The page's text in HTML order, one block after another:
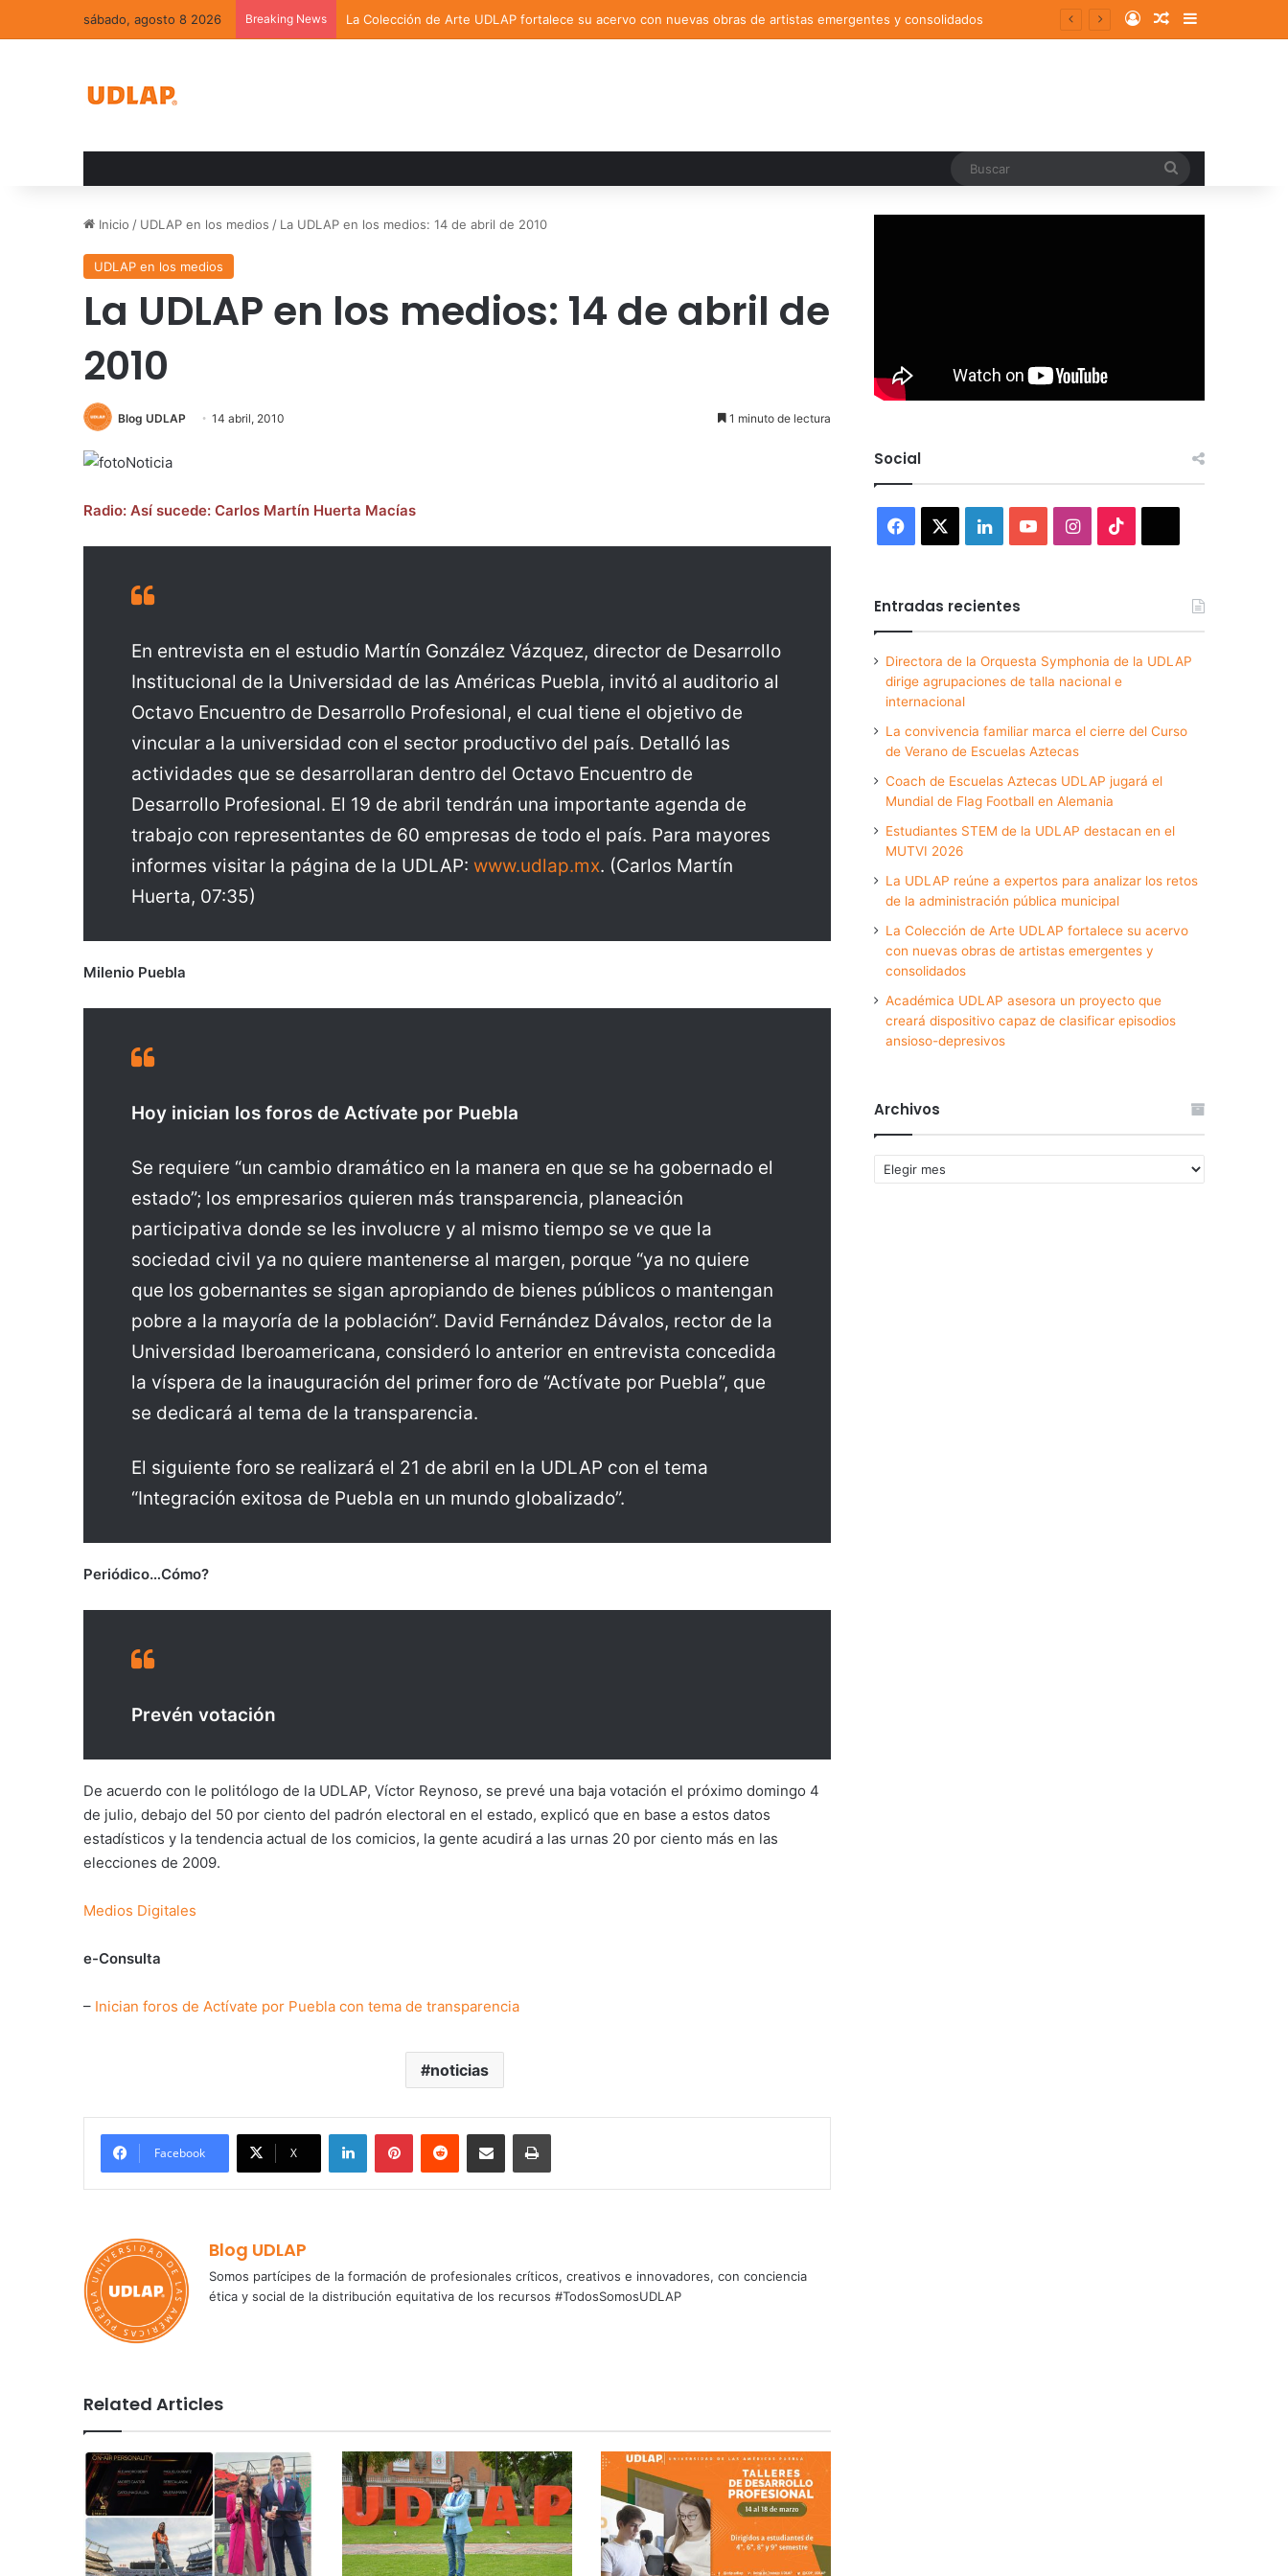
sábado, agosto 8 2026 Breaking News La Colección de Arte UDLAP fortalece su acervo con nuevas obras de artistas emergentes y consolidados Log InRandom Article
Sidebar
Inicio / UDLAP en los medios / La UDLAP en los medios: 14 de abril de 2010
UDLAP en los medios
La UDLAP en los medios: 14 de abril de
2010
Blog UDLAP 14 abril, 2010 1 minuto de lectura
Radio: Así sucede: Carlos Martín Huerta Macías
En entrevista en el estudio Martín González Vázquez, director de Desarrollo
Institucional de la Universidad de las Américas Puebla, invitó al auditorio al
Octavo Encuentro de Desarrollo Profesional, el cual tiene el objetivo de
vincular a la universidad con el sector productivo del país. Detalló las
actividades que se desarrollaran dentro del Octavo Encuentro de
Desarrollo Profesional. El 19 de abril tendrán una importante agenda de
trabajo con representantes de 60 empresas de todo el país. Para mayores
informes visitar la página de la UDLAP: www.udlap.mx. (Carlos Martín
Huerta, 07:35)
Milenio Puebla
Hoy inician los foros de Actívate por Puebla
Se requiere “un cambio dramático en la manera en que se ha gobernado el
estado”; los empresarios quieren más transparencia, planeación
participativa donde se les involucre y al mismo tiempo se ve que la
sociedad civil ya no quiere mantenerse al margen, porque “ya no quiere
que los gobernantes se sigan apropiando de bienes públicos o mantengan
pobre a la mayoría de la población”. David Fernández Dávalos, rector de la
Universidad Iberoamericana, consideró lo anterior en entrevista concedida
la víspera de la inauguración del primer foro de “Actívate por Puebla”, que
se dedicará al tema de la transparencia.
El siguiente foro se realizará el 21 de abril en la UDLAP con el tema
“Integración exitosa de Puebla en un mundo globalizado”.
Periódico…Cómo?
Prevén votación
De acuerdo con le politólogo de la UDLAP, Víctor Reynoso, se prevé una baja votación el próximo domingo 4
de julio, debajo del 50 por ciento del padrón electoral en el estado, explicó que en base a estos datos
estadísticos y la tendencia actual de los comicios, la gente acudirá a las urnas 20 por ciento más en las
elecciones de 2009.
Medios Digitales
e-Consulta
– Inician foros de Actívate por Puebla con tema de transparencia
noticias
Facebook X
LinkedInPinterestReddit Share via Email Print
Blog UDLAP
Somos partícipes de la formación de profesionales críticos, creativos e innovadores, con conciencia
ética y social de la distribución equitativa de los recursos #TodosSomosUDLAP
Related Articles
Social
Facebook LinkedInYouTubeInstagram
Entradas recientes
Directora de la Orquesta Symphonia de la UDLAP
dirige agrupaciones de talla nacional e
internacional
La convivencia familiar marca el cierre del Curso
de Verano de Escuelas Aztecas
Coach de Escuelas Aztecas UDLAP jugará el
Mundial de Flag Football en Alemania
Estudiantes STEM de la UDLAP destacan en el
MUTVI 2026
La UDLAP reúne a expertos para analizar los retos
de la administración pública municipal
La Colección de Arte UDLAP fortalece su acervo
con nuevas obras de artistas emergentes y
consolidados
Académica UDLAP asesora un proyecto que
creará dispositivo capaz de clasificar episodios
ansioso-depresivos
Archivos
Archivos